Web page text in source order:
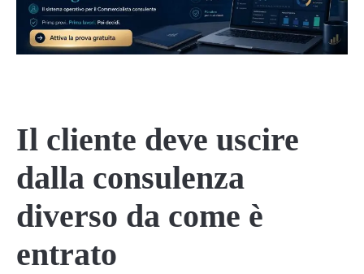
Il cliente deve uscire
dalla consulenza
diverso da come è
entrato